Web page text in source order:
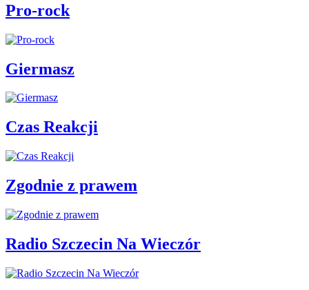
Pro-rock
Giermasz
Czas Reakcji
Zgodnie z prawem
Radio Szczecin Na Wieczór